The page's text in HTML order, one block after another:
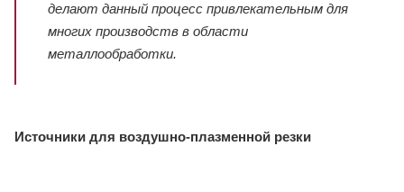
делают данный процесс привлекательным для
многих производств в области
металлообработки.
Источники для воздушно-плазменной резки